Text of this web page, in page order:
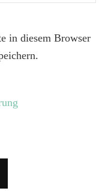
in diesem Browser